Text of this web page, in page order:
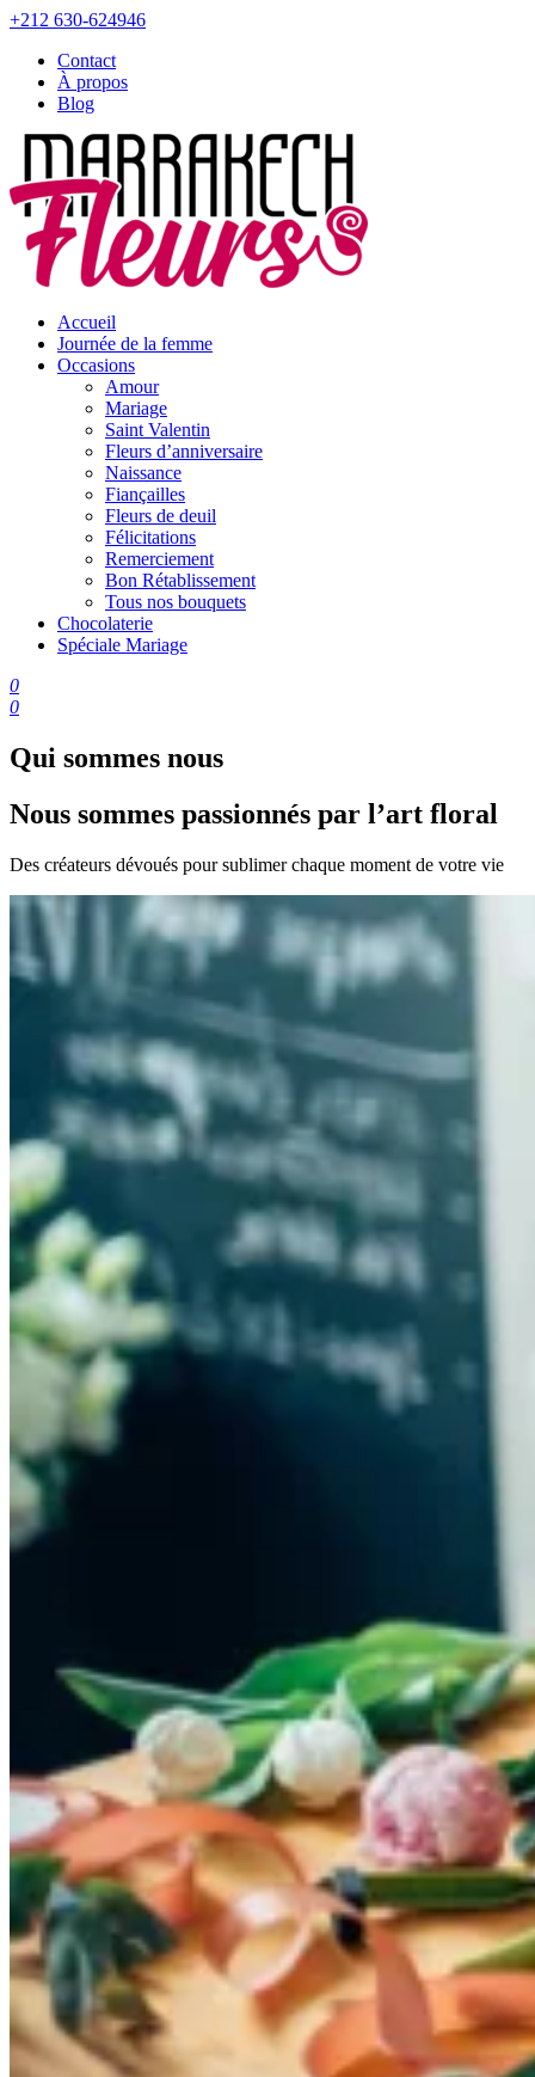
+212 630-624946
Contact
À propos
Blog
Accueil
Journée de la femme
Occasions
Amour
Mariage
Saint Valentin
Fleurs d’anniversaire
Naissance
Fiançailles
Fleurs de deuil
Félicitations
Remerciement
Bon Rétablissement
Tous nos bouquets
Chocolaterie
Spéciale Mariage
0
0
Qui sommes nous
Nous sommes passionnés par l’art floral
Des créateurs dévoués pour sublimer chaque moment de votre vie